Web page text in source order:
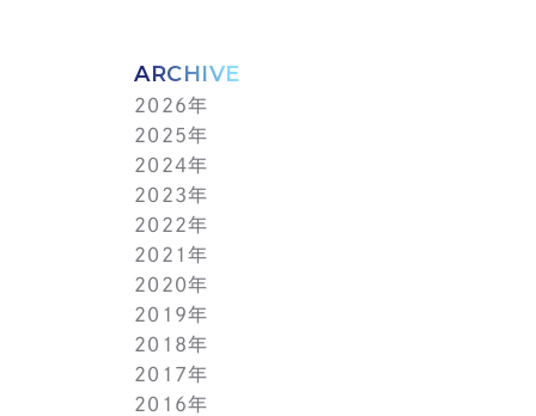
ARCHIVE
2026年
7月(1)
6月(1)
5月(1)
4月(1)
3月(1)
2月(1)
1月(1)
2025年
12月(1)
11月(1)
10月(1)
9月(1)
8月(1)
7月(1)
6月(1)
5月(1)
4月(1)
2024年
11月(1)
10月(1)
9月(1)
8月(1)
7月(1)
6月(1)
5月(1)
4月(1)
2023年
11月(1)
10月(1)
9月(1)
8月(1)
7月(1)
6月(1)
5月(1)
2022年
11月(1)
10月(1)
9月(1)
8月(1)
7月(1)
6月(1)
2021年
11月(1)
10月(1)
9月(1)
8月(1)
7月(1)
2020年
11月(2)
9月(2)
7月(1)
6月(2)
2019年
12月(2)
10月(1)
9月(2)
2018年
12月(1)
11月(1)
2017年
12月(1)
2016年